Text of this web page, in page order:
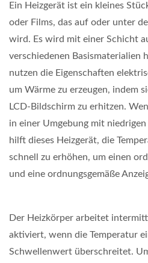
Ein Heizgerät ist ein kleines
oder Films, das auf oder unter
wird. Es wird mit einer Schicht
verschiedenen Basismaterialien
nutzen die Eigenschaften
um Wärme zu erzeugen, indem
LCD-Bildschirm zu erhitzen.
in einer Umgebung mit
hilft dieses Heizgerät, die
schnell zu erhöhen, um einen
und eine ordnungsgemäße
Der Heizkörper arbeitet
aktiviert, wenn die Temperatur
Schwellenwert überschreitet.